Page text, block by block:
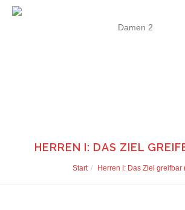
Damen 2
HERREN I: DAS ZIEL
Start Herren I: Das Ziel greifbar